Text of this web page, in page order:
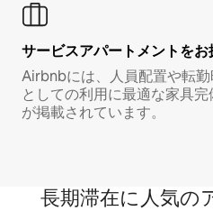
サービスアパートメントをお
Airbnbには、人員配置や転
としての利用に最適な家具
が掲載されています。
長期滞在に人気の